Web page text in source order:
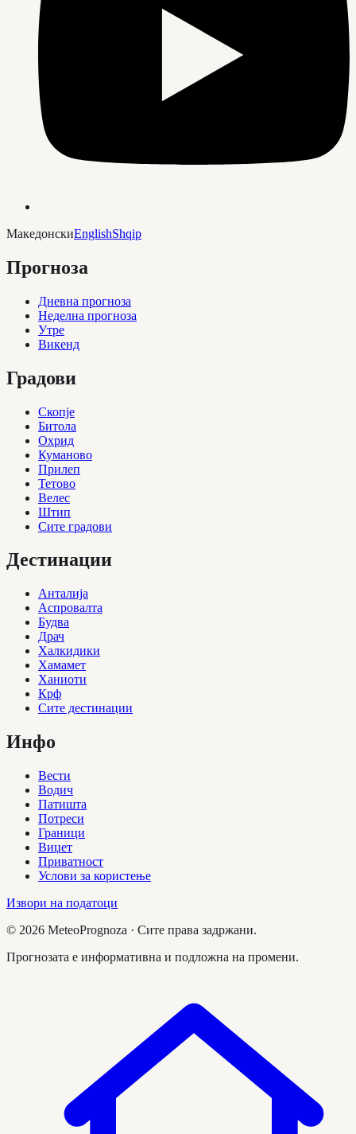
МакедонскиEnglishShqip
Прогноза
Дневна прогноза
Неделна прогноза
Утре
Викенд
Градови
Скопје
Битола
Охрид
Куманово
Прилеп
Тетово
Велес
Штип
Сите градови
Дестинации
Анталија
Аспровалта
Будва
Драч
Халкидики
Хамамет
Ханиоти
Крф
Сите дестинации
Инфо
Вести
Водич
Патишта
Потреси
Граници
Виџет
Приватност
Услови за користење
Извори на податоци
© 2026 MeteoPrognoza · Сите права задржани.
Прогнозата е информативна и подложна на промени.